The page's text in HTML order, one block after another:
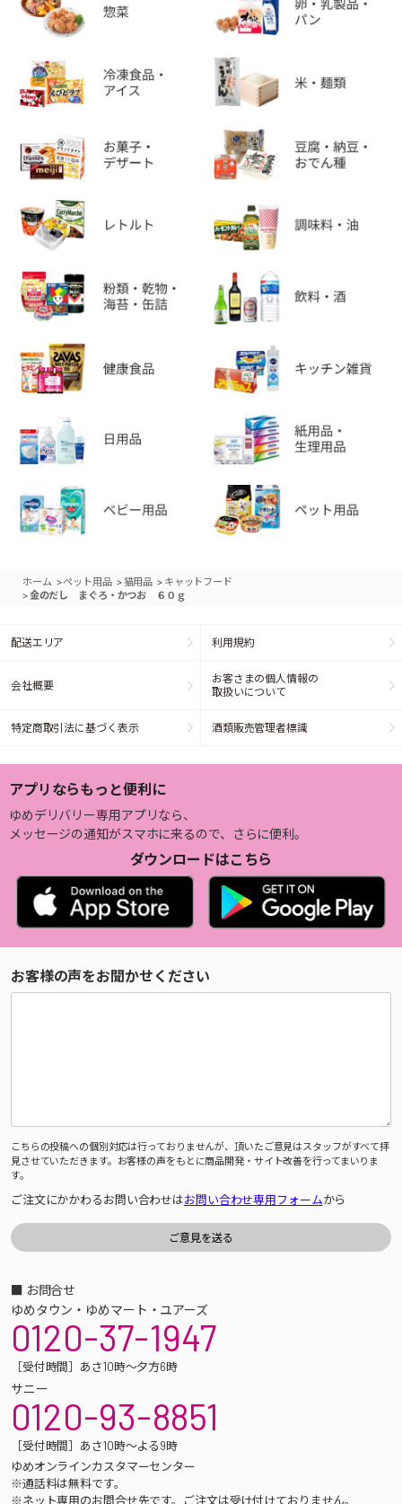
ホーム >ペット用品 >猫用品 > キャットフード
>金のだし まぐろ・かつお ６０ｇ
配送エリア 利用規約
会社概要
お客さまの個人情報の
取扱いについて
特定商取引法に基づく表示 酒類販売管理者標識
アプリならもっと便利に
ゆめデリバリー専用アプリなら、
メッセージの通知がスマホに来るので、さらに便利。
ダウンロードはこちら
お客様の声をお聞かせください
こちらの投稿への個別対応は行っておりませんが、頂いたご意見はスタッフがすべて拝
見させていただきます。お客様の声をもとに商品開発・サイト改善を行ってまいりま
す。
ご注文にかかわるお問い合わせはお問い合わせ専用フォームから
■ お問合せ
ゆめタウン・ゆめマート・ユアーズ
0120-37-1947
［受付時間］あさ10時～夕方6時
サニー
0120-93-8851
［受付時間］あさ10時～よる9時
ゆめオンラインカスタマーセンター
※通話料は無料です。
※ネット専用のお問合せ先です。ご注文は受け付けておりません。